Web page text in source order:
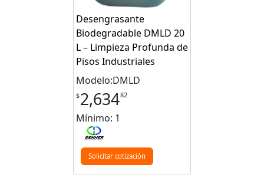
Desengrasante
Biodegradable DMLD 20
L – Limpieza Profunda de
Pisos Industriales
Modelo:DMLD
$2,63482
Mínimo: 1
Solicitar cotización